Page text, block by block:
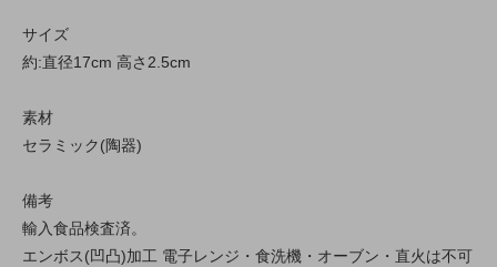
サイズ
約:直径17cm 高さ2.5cm
素材
セラミック(陶器)
備考
輸入食品検査済。
エンボス(凹凸)加工 電子レンジ・食洗機・オーブン・直火は不可